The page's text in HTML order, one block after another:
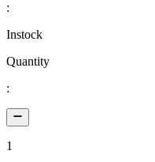
:
Instock
Quantity
:
1